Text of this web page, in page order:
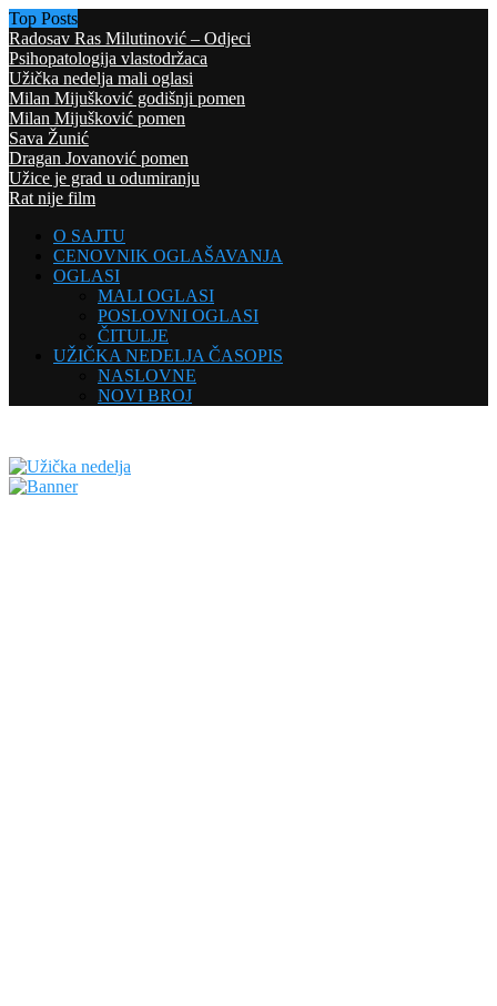
Top Posts
Radosav Ras Milutinović – Odjeci
Psihopatologija vlastodržaca
Užička nedelja mali oglasi
Milan Mijušković godišnji pomen
Milan Mijušković pomen
Sava Žunić
Dragan Jovanović pomen
Užice je grad u odumiranju
Rat nije film
O SAJTU
CENOVNIK OGLAŠAVANJA
OGLASI
MALI OGLASI
POSLOVNI OGLASI
ČITULJE
UŽIČKA NEDELJA ČASOPIS
NASLOVNE
NOVI BROJ